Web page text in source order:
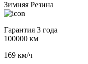
Зимняя Резина
Гарантия 3 года
100000 км
169 км/ч